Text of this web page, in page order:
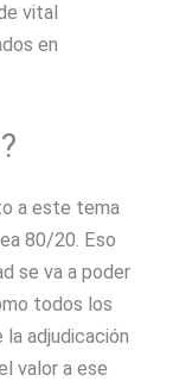
vital
en
a este tema
80/20. Eso
se va a poder
todos los
la adjudicación
valor a ese